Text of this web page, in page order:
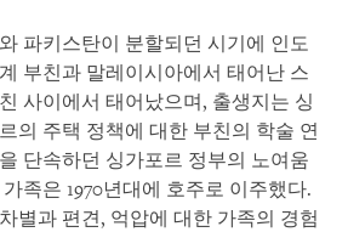
파키스탄이 분할되던 시기에 인도
부친과 말레이시아에서 태어난 스
사이에서 태어났으며, 출생지는 싱
의 주택 정책에 대한 부친의 학술 연
단속하던 싱가포르 정부의 노여움
족은 1970년대에 호주로 이주했다.
별과 편견, 억압에 대한 가족의 경험